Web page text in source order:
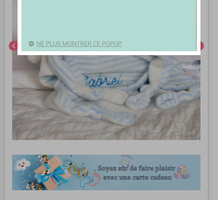
chevron_left chevron_right
NE PLUS MONTRER CE POPUP.